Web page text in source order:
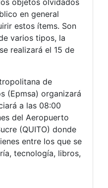
en general
estos ítems. Son
varios tipos, la
realizará el 15 de
de
(Epmsa) organizará
a las 08:00
del Aeropuerto
(QUITO) donde
entre los que se
tecnología, libros,